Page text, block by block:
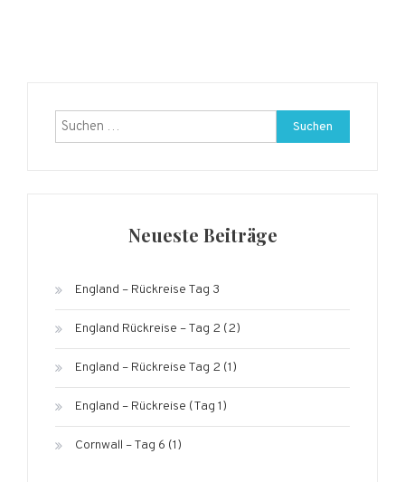
Suchen
nach:
Neueste Beiträge
England – Rückreise Tag 3
England Rückreise – Tag 2 (2)
England – Rückreise Tag 2 (1)
England – Rückreise (Tag 1)
Cornwall – Tag 6 (1)